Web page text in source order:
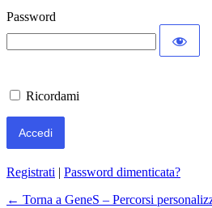
Password
Ricordami
Registrati | Password dimenticata?
← Torna a GeneS – Percorsi